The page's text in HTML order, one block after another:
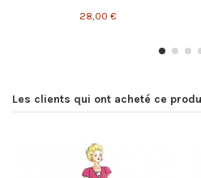
28,00 €
Les clients qui ont acheté ce